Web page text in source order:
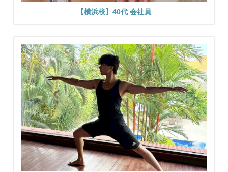
【横浜校】40代 会社員